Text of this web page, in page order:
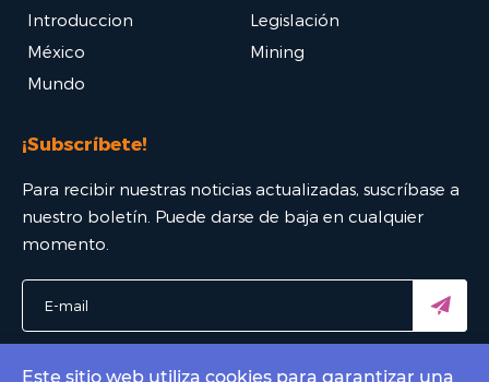
Introduccion
Legislación
México
Mining
Mundo
¡Subscríbete!
Para recibir nuestras noticias actualizadas, suscríbase a
nuestro boletín. Puede darse de baja en cualquier
momento.
Este sitio web utiliza cookies para garantizar una